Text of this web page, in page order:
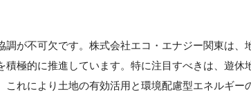
が不可欠です。株式会社エコ・エナジー関東は、
極的に推進しています。特に注目すべきは、遊休
れにより土地の有効活用と環境配慮型エネルギー